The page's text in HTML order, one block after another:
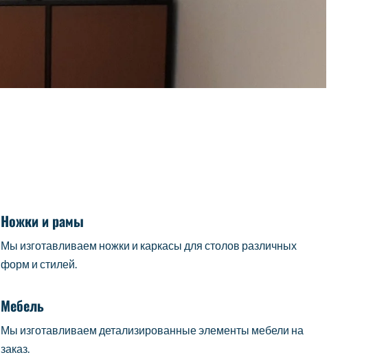
Ножки и рамы
Мы изготавливаем ножки и каркасы для столов различных
форм и стилей.
Мебель
Мы изготавливаем детализированные элементы мебели на
заказ.